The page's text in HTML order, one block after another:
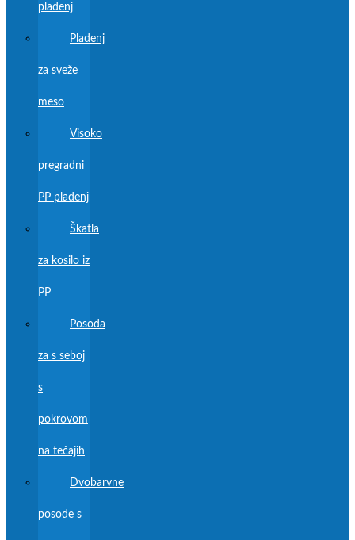
pladenj
Pladenj
za sveže
meso
Visoko
pregradni
PP pladenj
Škatla
za kosilo iz
PP
Posoda
za s seboj
s
pokrovom
na tečajih
Dvobarvne
posode s